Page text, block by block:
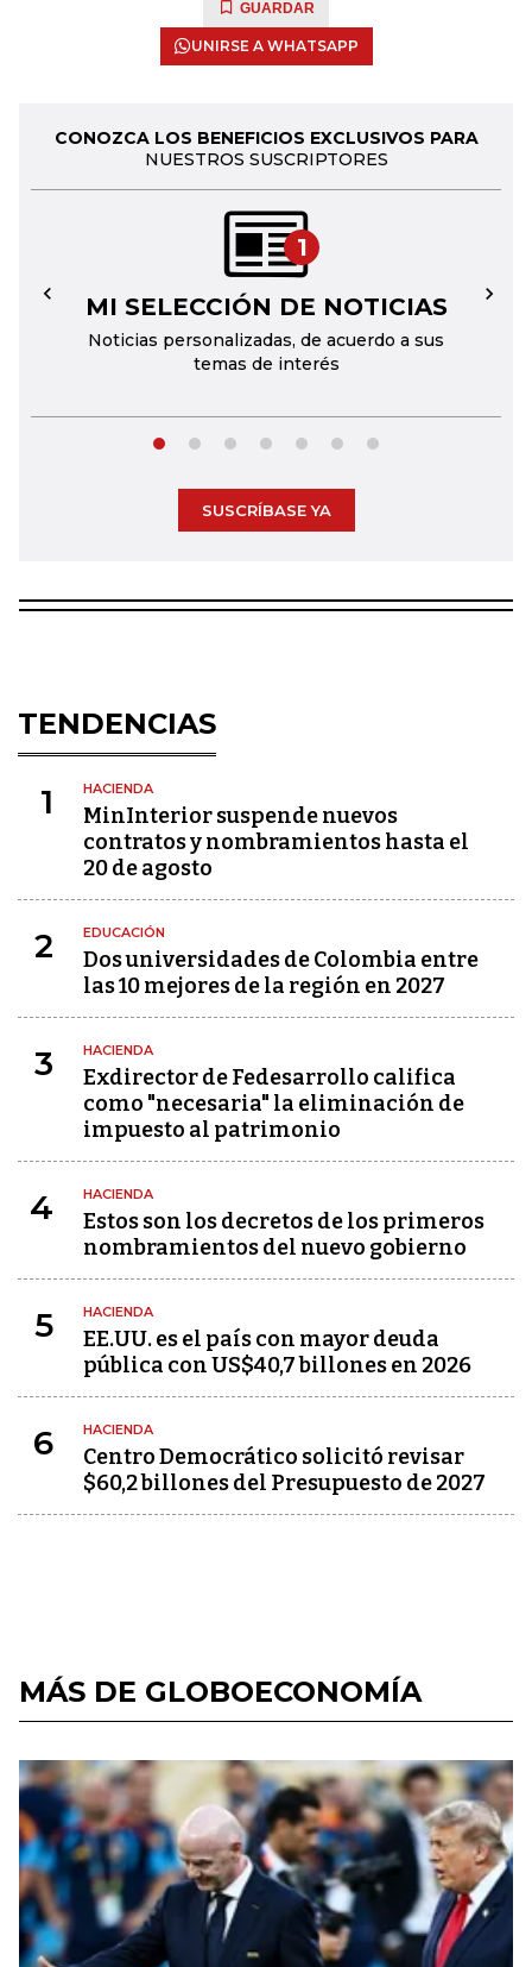
GUARDAR
UNIRSE A WHATSAPP
CONOZCA LOS BENEFICIOS EXCLUSIVOS PARA
NUESTROS SUSCRIPTORES
1
MI SELECCIÓN DE NOTICIAS
Noticias personalizadas, de acuerdo a sus
temas de interés
← →
SUSCRÍBASE YA
TENDENCIAS
1 HACIENDA
MinInterior suspende nuevos
contratos y nombramientos hasta el
20 de agosto
2 EDUCACIÓN
Dos universidades de Colombia entre
las 10 mejores de la región en 2027
3 HACIENDA
Exdirector de Fedesarrollo califica
como "necesaria" la eliminación de
impuesto al patrimonio
4 HACIENDA
Estos son los decretos de los primeros
nombramientos del nuevo gobierno
5 HACIENDA
EE.UU. es el país con mayor deuda
pública con US$40,7 billones en 2026
6 HACIENDA
Centro Democrático solicitó revisar
$60,2 billones del Presupuesto de 2027
MÁS DE GLOBOECONOMÍA